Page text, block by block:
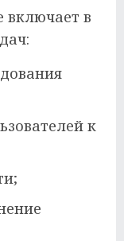
включает в
к